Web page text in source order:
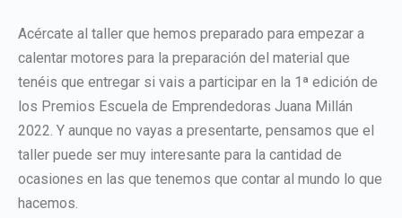
Acércate al taller que hemos preparado para empezar a
calentar motores para la preparación del material que
tenéis que entregar si vais a participar en la 1ª edición de
los Premios Escuela de Emprendedoras Juana Millán
2022. Y aunque no vayas a presentarte, pensamos que el
taller puede ser muy interesante para la cantidad de
ocasiones en las que tenemos que contar al mundo lo que
hacemos.